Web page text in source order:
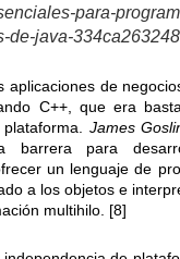
para-
de-java-
aplicaciones de
C++, que era
James
barrera para
un lenguaje de
a los objetos e
multihilo. [8]